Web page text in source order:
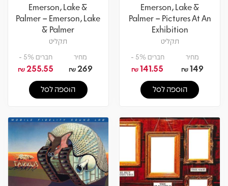
Emerson, Lake &
Palmer – Pictures At An
Exhibition
תקליט
מחיר
149
₪
חברים 5% -
141.55
₪
הוספה לסל
Emerson, Lake &
Palmer – Emerson, Lake
& Palmer
תקליט
מחיר
269
₪
חברים 5% -
255.55
₪
הוספה לסל